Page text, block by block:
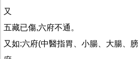
又
五藏已傷,六府不通。
又如:六府(中醫指胃、小腸、大腸、